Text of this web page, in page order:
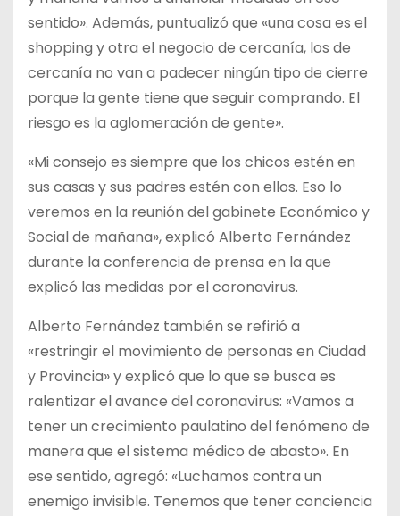
sentido». Además, puntualizó que «una cosa es el
shopping y otra el negocio de cercanía, los de
cercanía no van a padecer ningún tipo de cierre
porque la gente tiene que seguir comprando. El
riesgo es la aglomeración de gente».
«Mi consejo es siempre que los chicos estén en
sus casas y sus padres estén con ellos. Eso lo
veremos en la reunión del gabinete Económico y
Social de mañana», explicó Alberto Fernández
durante la conferencia de prensa en la que
explicó las medidas por el coronavirus.
Alberto Fernández también se refirió a
«restringir el movimiento de personas en Ciudad
y Provincia» y explicó que lo que se busca es
ralentizar el avance del coronavirus: «Vamos a
tener un crecimiento paulatino del fenómeno de
manera que el sistema médico de abasto». En
ese sentido, agregó: «Luchamos contra un
enemigo invisible. Tenemos que tener conciencia